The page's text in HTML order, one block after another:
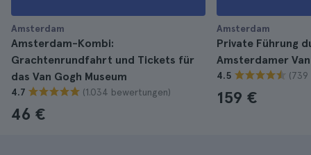
Amsterdam
Amsterdam-Kombi:
Grachtenrundfahrt und Tickets für
das Van Gogh Museum
4.7 (1.034 bewertungen)
46 €
Amsterdam
Private Führung
Amsterdamer
4.5 (739
159 €